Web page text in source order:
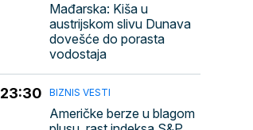
Mađarska: Kiša u
austrijskom slivu Dunava
dovešće do porasta
vodostaja
BIZNIS VESTI
Američke berze u blagom
23:30